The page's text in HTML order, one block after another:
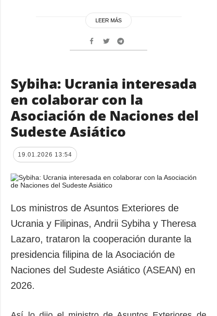
LEER MÁS
Sybiha: Ucrania interesada
en colaborar con la
Asociación de Naciones del
Sudeste Asiático
19.01.2026 13:54
Los ministros de Asuntos Exteriores de
Ucrania y Filipinas, Andrii Sybiha y Theresa
Lazaro, trataron la cooperación durante la
presidencia filipina de la Asociación de
Naciones del Sudeste Asiático (ASEAN) en
2026.